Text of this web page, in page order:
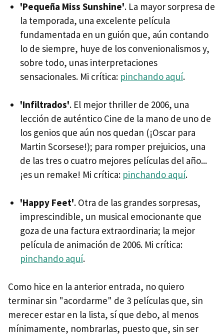
'Pequeña Miss Sunshine'. La mayor sorpresa de
la temporada, una excelente película
fundamentada en un guión que, aún contando
lo de siempre, huye de los convenionalismos y,
sobre todo, unas interpretaciones
sensacionales. Mi crítica: pinchando aquí.
'Infiltrados'. El mejor thriller de 2006, una
lección de auténtico Cine de la mano de uno de
los genios que aún nos quedan (¡Oscar para
Martin Scorsese!); para romper prejuicios, una
de las tres o cuatro mejores películas del año...
¡es un remake! Mi crítica: pinchando aquí.
'Happy Feet'. Otra de las grandes sorpresas,
imprescindible, un musical emocionante que
goza de una factura extraordinaria; la mejor
película de animación de 2006. Mi crítica:
pinchando aquí.
Como hice en la anterior entrada, no quiero
terminar sin "acordarme" de 3 películas que, sin
merecer estar en la lista, sí que debo, al menos
mínimamente, nombrarlas, puesto que, sin ser